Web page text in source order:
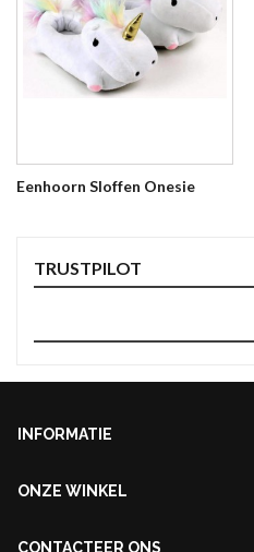
Eenhoorn Sloffen Onesie
TRUSTPILOT
INFORMATIE
ONZE WINKEL
CONTACTEER ONS